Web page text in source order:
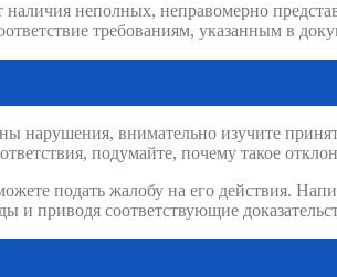
наличия неполных, неправомерно
требованиям, указанным в
внимательно изучите
подумайте, почему такое
подать жалобу на его действия.
и приводя соответствующие